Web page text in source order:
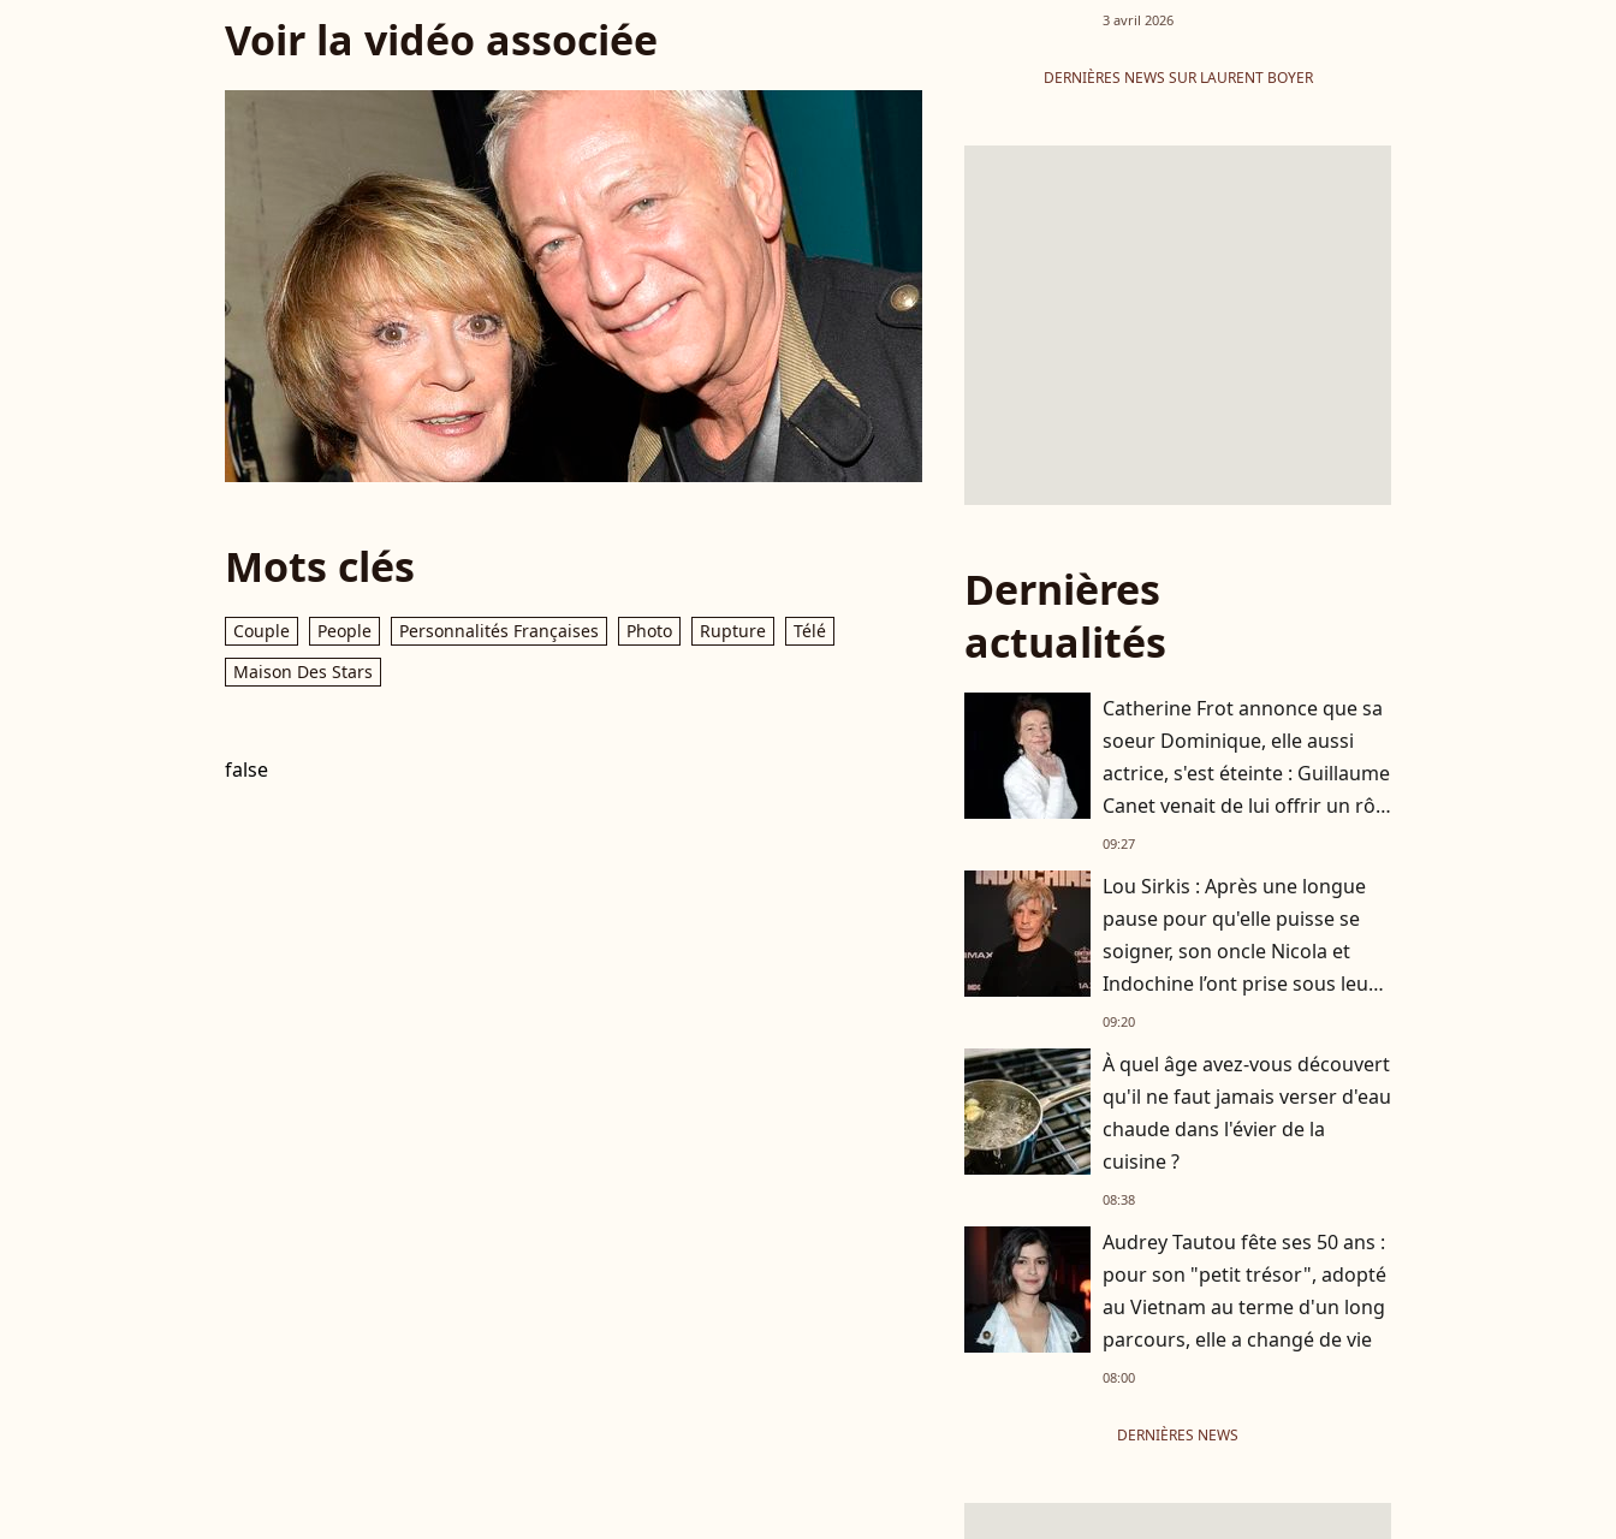
Voir la vidéo associée
Mots clés
Couple People Personnalités Françaises Photo Rupture
Télé
Maison Des Stars
false
ensemble
3 avril 2026
DERNIÈRES NEWS SUR LAURENT BOYER
Dernières
actualités
Catherine Frot annonce que sa
soeur Dominique, elle aussi
actrice, s'est éteinte : Guillaume
Canet venait de lui offrir un rôle
dans son film avec Marion
09:27
Lou Sirkis : Après une longue
pause pour qu'elle puisse se
soigner, son oncle Nicola et
Indochine l’ont prise sous leur
aile
09:20
À quel âge avez-vous découvert
qu'il ne faut jamais verser d'eau
chaude dans l'évier de la
cuisine ?
08:38
Audrey Tautou fête ses 50 ans :
pour son "petit trésor", adopté
au Vietnam au terme d'un long
parcours, elle a changé de vie
08:00
DERNIÈRES NEWS